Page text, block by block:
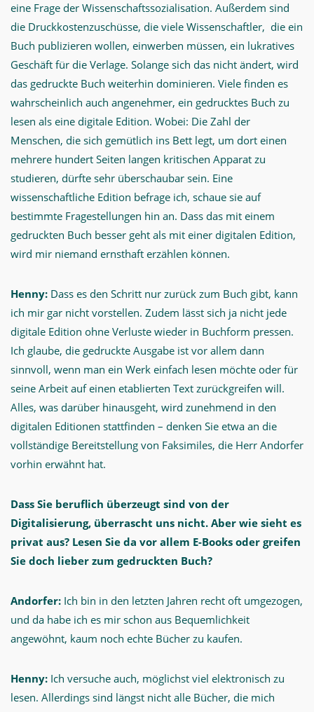
eine Frage der Wissenschaftssozialisation. Außerdem sind
die Druckkostenzuschüsse, die viele Wissenschaftler, die ein
Buch publizieren wollen, einwerben müssen, ein lukratives
Geschäft für die Verlage. Solange sich das nicht ändert, wird
das gedruckte Buch weiterhin dominieren. Viele finden es
wahrscheinlich auch angenehmer, ein gedrucktes Buch zu
lesen als eine digitale Edition. Wobei: Die Zahl der
Menschen, die sich gemütlich ins Bett legt, um dort einen
mehrere hundert Seiten langen kritischen Apparat zu
studieren, dürfte sehr überschaubar sein. Eine
wissenschaftliche Edition befrage ich, schaue sie auf
bestimmte Fragestellungen hin an. Dass das mit einem
gedruckten Buch besser geht als mit einer digitalen Edition,
wird mir niemand ernsthaft erzählen können.
Henny: Dass es den Schritt nur zurück zum Buch gibt, kann
ich mir gar nicht vorstellen. Zudem lässt sich ja nicht jede
digitale Edition ohne Verluste wieder in Buchform pressen.
Ich glaube, die gedruckte Ausgabe ist vor allem dann
sinnvoll, wenn man ein Werk einfach lesen möchte oder für
seine Arbeit auf einen etablierten Text zurückgreifen will.
Alles, was darüber hinausgeht, wird zunehmend in den
digitalen Editionen stattfinden – denken Sie etwa an die
vollständige Bereitstellung von Faksimiles, die Herr Andorfer
vorhin erwähnt hat.
Dass Sie beruflich überzeugt sind von der
Digitalisierung, überrascht uns nicht. Aber wie sieht es
privat aus? Lesen Sie da vor allem E-Books oder greifen
Sie doch lieber zum gedruckten Buch?
Andorfer: Ich bin in den letzten Jahren recht oft umgezogen,
und da habe ich es mir schon aus Bequemlichkeit
angewöhnt, kaum noch echte Bücher zu kaufen.
Henny: Ich versuche auch, möglichst viel elektronisch zu
lesen. Allerdings sind längst nicht alle Bücher, die mich